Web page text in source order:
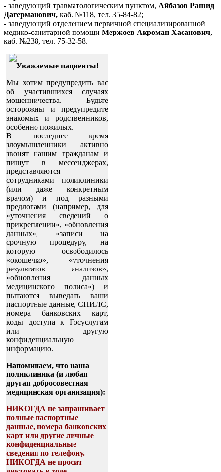
- заведующий травматологическим пунктом, Айбазов Рашид
Дагерманович, каб. №118, тел. 35-84-82;
- заведующий отделением первичной специализированной
медико-санитарной помощи Мержоев Акроман Хасанович,
каб. №238, тел. 75-32-58.
Уважаемые пациенты!
Мы хотим предупредить вас
об участившихся случаях
мошенничества. Будьте
осторожны и предупредите
знакомых и родственников,
особенно пожилых.
В последнее время
злоумышленники активно
звонят нашим гражданам и
пишут в мессенджерах,
представляются
сотрудниками поликлиники
(или даже конкретным
врачом) и под разными
предлогами (например, для
«уточнения сведений о
прикреплении», «обновления
данных», «записи на
срочную процедуру, на
которую освободилось
«окошечко», «уточнения
результатов анализов»,
«обновления данных
медицинского полиса») и
пытаются выведать ваши
паспортные данные, СНИЛС,
номера банковских карт,
коды доступа к Госуслугам
или другую
конфиденциальную
информацию.
Напоминаем, что наша
поликлиника (и любая
другая добросовестная
медицинская организация):
НИКОГДА не запрашивает
полные паспортные
данные, номера банковских
карт или другие личные
конфиденциальные
сведения по телефону.
НИКОГДА не просит